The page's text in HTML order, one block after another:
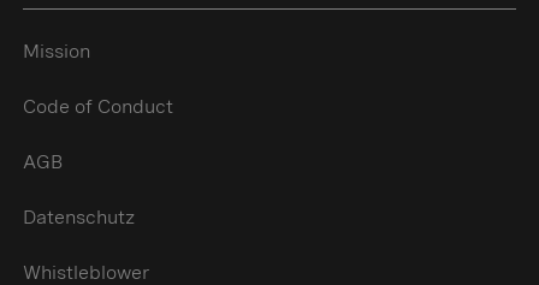
Mission
Code of Conduct
AGB
Datenschutz
Whistleblower